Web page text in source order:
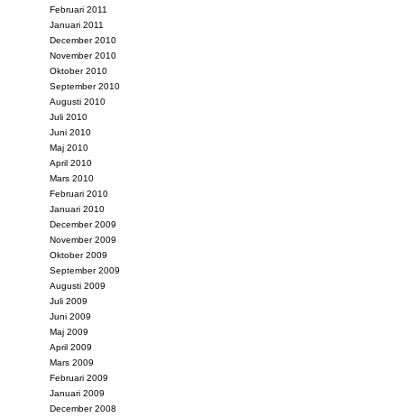
Februari 2011
Januari 2011
December 2010
November 2010
Oktober 2010
September 2010
Augusti 2010
Juli 2010
Juni 2010
Maj 2010
April 2010
Mars 2010
Februari 2010
Januari 2010
December 2009
November 2009
Oktober 2009
September 2009
Augusti 2009
Juli 2009
Juni 2009
Maj 2009
April 2009
Mars 2009
Februari 2009
Januari 2009
December 2008